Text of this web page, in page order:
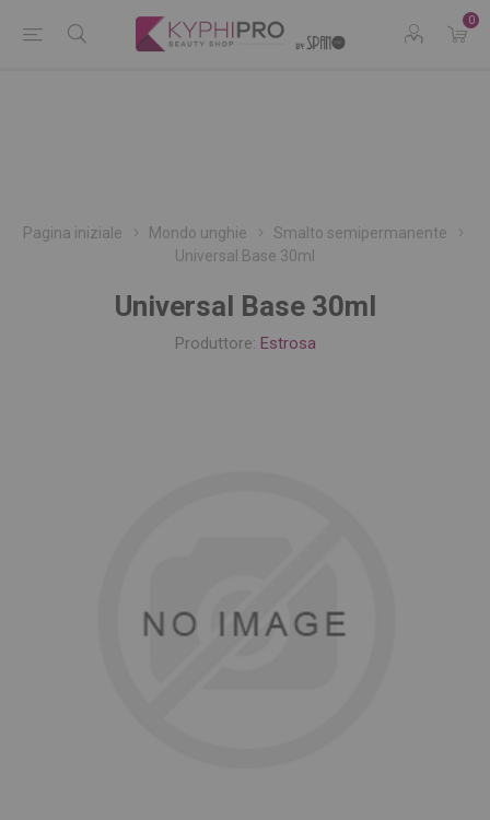
0
Pagina iniziale Mondo unghie
Smalto semipermanente
Universal Base 30ml
Universal Base 30ml
Produttore: Estrosa